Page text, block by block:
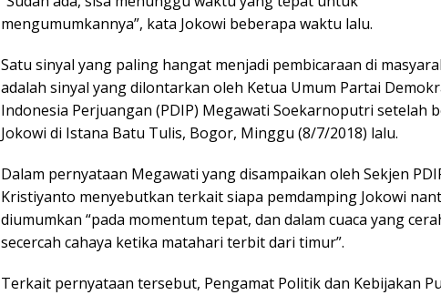
mengumumkannya”, kata Jokowi beberapa waktu lalu.
Satu sinyal yang paling hangat menjadi pembicaraan di
adalah sinyal yang dilontarkan oleh Ketua Umum Partai
Indonesia Perjuangan (PDIP) Megawati Soekarnoputri setelah
Jokowi di Istana Batu Tulis, Bogor, Minggu (8/7/2018) lalu.
Dalam pernyataan Megawati yang disampaikan oleh Sekjen
Kristiyanto menyebutkan terkait siapa pemdamping Jokowi
diumumkan “pada momentum tepat, dan dalam cuaca yang
secercah cahaya ketika matahari terbit dari timur”.
Terkait pernyataan tersebut, Pengamat Politik dan Kebijakan